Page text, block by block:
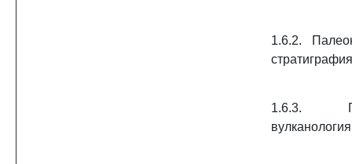
1.6.2.
стратиграфия
1.6.3.
вулканология